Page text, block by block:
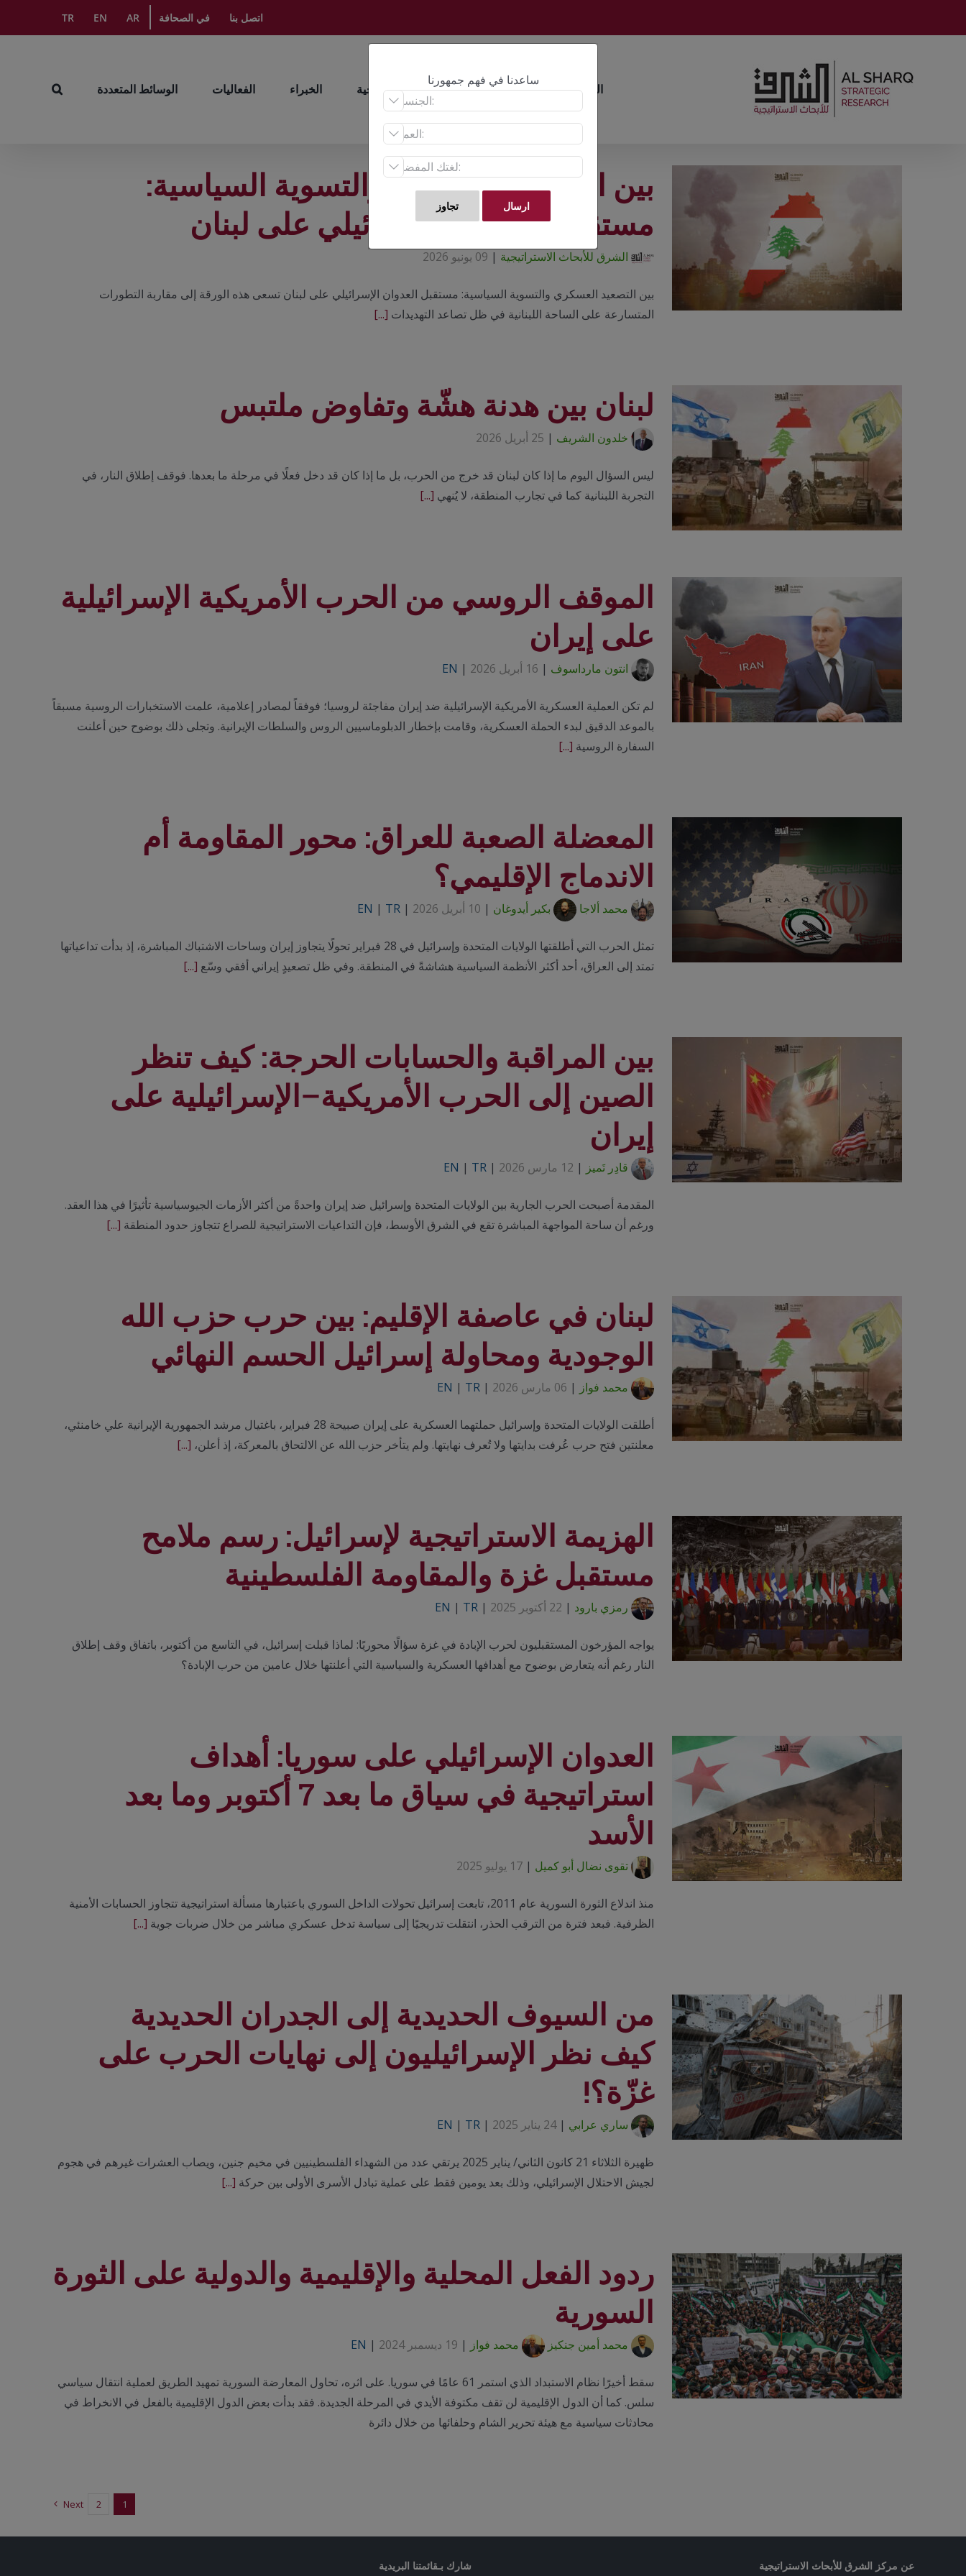
اتصل بنا في الصحافة AR
EN
TR
الرئيسية أبحاث عن الأبحاث الاستراتيجية الخبراء الفعاليات الوسائط المتعددة
بين التصعيد العسكري والتسوية السياسية:
مستقبل العدوان الإسرائيلي على لبنان
الشرق للأبحاث الاستراتيجية | 09 يونيو 2026
بين التصعيد العسكري والتسوية السياسية: مستقبل العدوان الإسرائيلي على لبنان تسعى هذه الورقة إلى مقاربة التطورات
المتسارعة على الساحة اللبنانية في ظل تصاعد التهديدات [...]
لبنان بين هدنة هشّة وتفاوض ملتبس
خلدون الشريف | 25 أبريل 2026
ليس السؤال اليوم ما إذا كان لبنان قد خرج من الحرب، بل ما إذا كان قد دخل فعلًا في مرحلة ما بعدها. فوقف إطلاق النار، في
التجربة اللبنانية كما في تجارب المنطقة، لا يُنهي [...]
الموقف الروسي من الحرب الأمريكية الإسرائيلية
على إيران
انتون مارداسوف | 16 أبريل 2026 |
EN
لم تكن العملية العسكرية الأمريكية الإسرائيلية ضد إيران مفاجئة لروسيا؛ فوفقاً لمصادر إعلامية، علمت الاستخبارات الروسية مسبقاً
بالموعد الدقيق لبدء الحملة العسكرية، وقامت بإخطار الدبلوماسيين الروس والسلطات الإيرانية. وتجلى ذلك بوضوح حين أعلنت
السفارة الروسية [...]
المعضلة الصعبة للعراق: محور المقاومة أم
الاندماج الإقليمي؟
محمد ألاجا بكير أيدوغان | 10 أبريل 2026 |
EN | TR
تمثل الحرب التي أطلقتها الولايات المتحدة وإسرائيل في 28 فبراير تحولًا يتجاوز إيران وساحات الاشتباك المباشرة، إذ بدأت تداعياتها
تمتد إلى العراق، أحد أكثر الأنظمة السياسية هشاشةً في المنطقة. وفي ظل تصعيدٍ إيراني أفقي وسّع [...]
بين المراقبة والحسابات الحرجة: كيف تنظر
الصين إلى الحرب الأمريكية–الإسرائيلية على
إيران
قادِر تَميز | 12 مارس 2026 |
EN | TR
المقدمة أصبحت الحرب الجارية بين الولايات المتحدة وإسرائيل ضد إيران واحدةً من أكثر الأزمات الجيوسياسية تأثيرًا في هذا العقد.
ورغم أن ساحة المواجهة المباشرة تقع في الشرق الأوسط، فإن التداعيات الاستراتيجية للصراع تتجاوز حدود المنطقة [...]
لبنان في عاصفة الإقليم: بين حرب حزب الله
الوجودية ومحاولة إسرائيل الحسم النهائي
محمد فواز | 06 مارس 2026 |
EN | TR
أطلقت الولايات المتحدة وإسرائيل حملتهما العسكرية على إيران صبيحة 28 فبراير، باغتيال مرشد الجمهورية الإيرانية علي خامنئي،
معلنتين فتح حرب عُرفت بدايتها ولا تُعرف نهايتها. ولم يتأخر حزب الله عن الالتحاق بالمعركة، إذ أعلن، [...]
الهزيمة الاستراتيجية لإسرائيل: رسم ملامح
مستقبل غزة والمقاومة الفلسطينية
رمزي بارود | 22 أكتوبر 2025 |
EN | TR
يواجه المؤرخون المستقبليون لحرب الإبادة في غزة سؤالًا محوريًا: لماذا قبلت إسرائيل، في التاسع من أكتوبر، باتفاق وقف إطلاق
النار رغم أنه يتعارض بوضوح مع أهدافها العسكرية والسياسية التي أعلنتها خلال عامين من حرب الإبادة؟
العدوان الإسرائيلي على سوريا: أهداف
استراتيجية في سياق ما بعد 7 أكتوبر وما بعد
الأسد
تقوى نضال أبو كميل | 17 يوليو 2025
منذ اندلاع الثورة السورية عام 2011، تابعت إسرائيل تحولات الداخل السوري باعتبارها مسألة استراتيجية تتجاوز الحسابات الأمنية
الظرفية. فبعد فترة من الترقب الحذر، انتقلت تدريجيًا إلى سياسة تدخل عسكري مباشر من خلال ضربات جوية [...]
من السيوف الحديدية إلى الجدران الحديدية
كيف نظر الإسرائيليون إلى نهايات الحرب على
غزّة؟!
ساري عرابي |24 يناير 2025 |
EN | TR
ظهيرة الثلاثاء 21 كانون الثاني/ يناير 2025 يرتقي عدد من الشهداء الفلسطينيين في مخيم جنين، ويصاب العشرات غيرهم في هجوم
لجيش الاحتلال الإسرائيلي، وذلك بعد يومين فقط على عملية تبادل الأسرى الأولى بين حركة [...]
ردود الفعل المحلية والإقليمية والدولية على الثورة
السورية
محمد أمين جنكيز محمد فواز | 19 ديسمبر 2024 |
EN
سقط أخيرًا نظام الاستبداد الذي استمر 61 عامًا في سوريا. على اثره، تحاول المعارضة السورية تمهيد الطريق لعملية انتقال سياسي
سلس. كما أن الدول الإقليمية لن تقف مكتوفة الأيدي في المرحلة الجديدة. فقد بدأت بعض الدول الإقليمية بالفعل في الانخراط في
محادثات سياسية مع هيئة تحرير الشام وحلفائها من خلال دائرة
1
2
Next
عن مركز الشرق للأبحاث الاستراتيجية شارك بـقائمتنا البريدية
ساعدنا في فهم جمهورنا


